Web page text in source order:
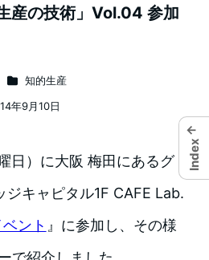
産の技術」Vol.04 参加
年9月10日
カテゴリー
知的生産
日）に大阪 梅田にあるグ
ジキャピタル1F CAFE Lab.
ベント 』に参加し、その様
←
Index